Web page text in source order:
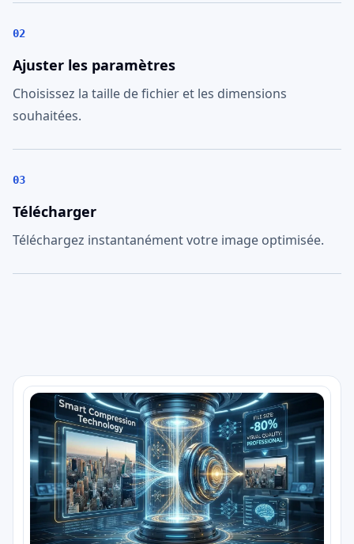
02
Ajuster les paramètres
Choisissez la taille de fichier et les dimensions
souhaitées.
03
Télécharger
Téléchargez instantanément votre image optimisée.